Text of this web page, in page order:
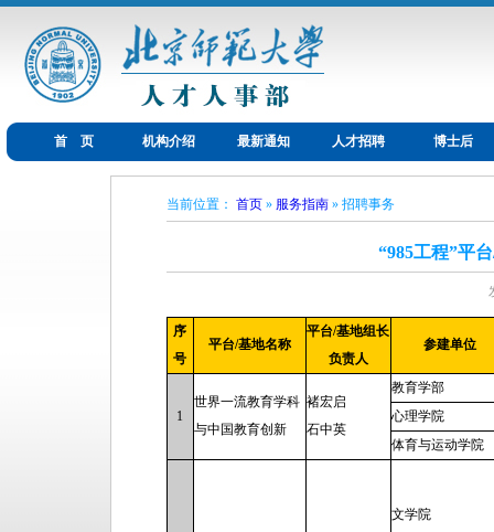
首 页 机构介绍 最新通知 人才招聘 博士后
当前位置： 首页» 服务指南» 招聘事务
“985工程”平
序
号
平台/基地名称
平台/基地组长
负责人
参建单位
1
世界一流教育学科
与中国教育创新
褚宏启
石中英
教育学部
心理学院
体育与运动学院
文学院